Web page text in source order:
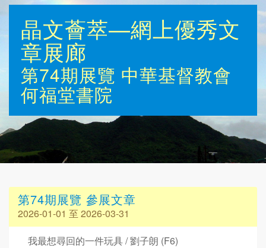
晶文薈萃—網上優秀文
章展廊
第74期展覽 中華基督教會
何福堂書院
第74期展覽 參展文章
2026-01-01 至 2026-03-31
我最想尋回的一件玩具 / 劉子朗 (F6)